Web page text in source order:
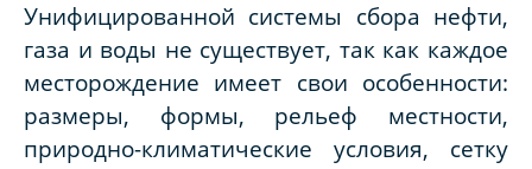
Унифицированной системы сбора нефти,
газа и воды не существует, так как каждое
месторождение имеет свои особенности:
размеры, формы, рельеф местности,
природно-климатические условия, сетку